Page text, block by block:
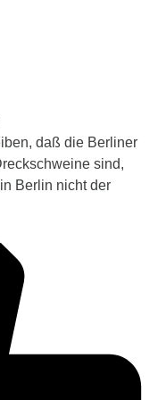
daß die Berliner
sind,
Berlin nicht der